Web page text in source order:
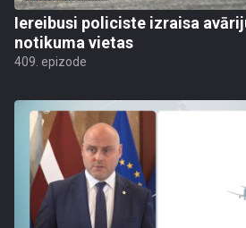
Iereibusi policiste izraisa
notikuma vietas
409. epizode